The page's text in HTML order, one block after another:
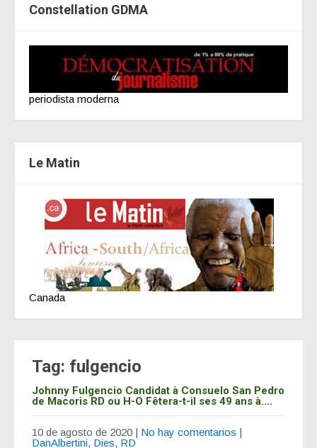
Constellation GDMA
periodista moderna
Le Matin
Canada
Tag: fulgencio
Johnny Fulgencio Candidat à Consuelo San Pedro
de Macoris RD ou H-O Fêtera-t-il ses 49 ans à….
10 de agosto de 2020 | No hay comentarios |
DanAlbertini, Dies, RD